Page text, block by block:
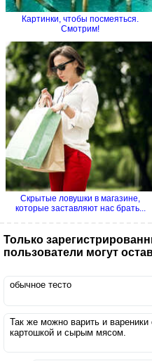
Картинки, чтобы посмеяться.
Смотрим!
Скрытые ловушки в магазине,
которые заставляют нас брать...
Только
пользователи могут
обычное тесто
Так же можно варить и вареники
картошкой и сырым мясом.